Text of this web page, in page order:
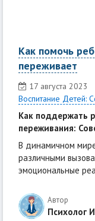
Как помочь
переживает
17 августа 2023
Воспитание Детей:
Как поддержать
переживания:
В динамичном
различными
эмоциональные
Автор
Психолог